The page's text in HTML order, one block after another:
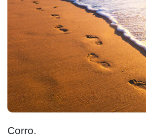
Corro.